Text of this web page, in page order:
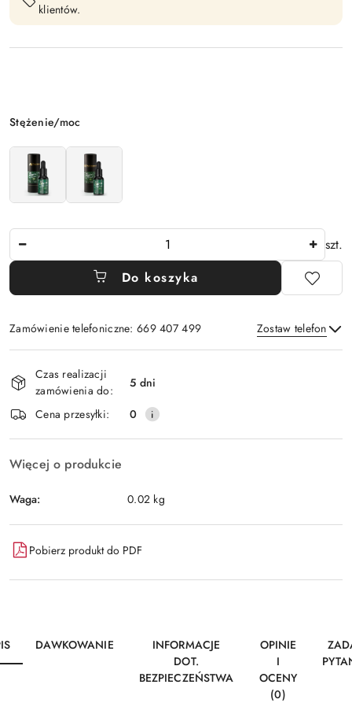
klientów.
Wariant
Stężenie/moc
szt.
Do koszyka
Zamówienie telefoniczne: 669 407 499 Zostaw telefon
i
dostawa
Czas realizacji
zamówienia do:
5 dni
Cena przesyłki:
0
Więcej o produkcie
Waga: 0.02 kg
Pobierz produkt do PDF
DAWKOWANIE
INFORMACJE
DOT.
BEZPIECZEŃSTWA
OPINIE
I
OCENY
(0)